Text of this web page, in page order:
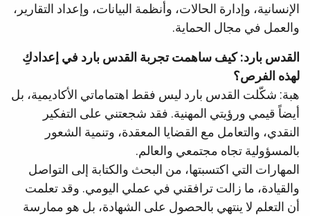
الإنسانية، وإدارة الحالات، وأنظمة البيانات، وإعداد التقارير،
والعمل في مجال الحماية.
القدس بارد: كيف ساهمت تجربة القدس بارد في إعدادكِ
لهذه الفرص؟
هبة: شكّلت القدس بارد ليس فقط اهتماماتي الأكاديمية، بل
أيضاً قيمي ورؤيتي المهنية. فقد شجعتني على التفكير
النقدي، والتعامل مع القضايا المعقدة، وتنمية الشعور
بالمسؤولية تجاه مجتمعي والعالم.
المهارات التي اكتسبتها، من البحث والكتابة إلى التواصل
والقيادة، ما زالت ترافقني في عملي اليومي. وقد تعلمت
أن التعلم لا ينتهي بالحصول على الشهادة، بل هو ممارسة